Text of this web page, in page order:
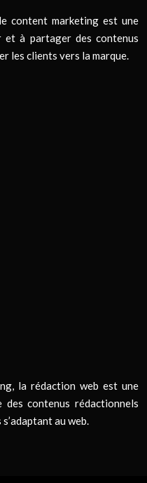
content marketing est une
à partager des contenus
les clients vers la marque.
la rédaction web est une
contenus rédactionnels
au web.